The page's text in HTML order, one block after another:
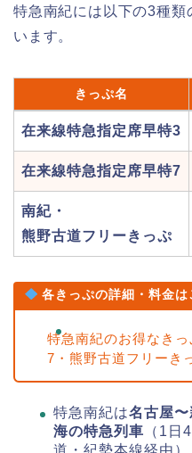
特急南紀には以下の3種類
います。
きっぷ名
在来線特急指定席早特3
在来線特急指定席早特7
南紀・
熊野古道フリーきっぷ
各きっぷの詳細・料金は
特急南紀のお得なき
7・熊野古道フリーき
特急南紀は名古屋
海の特急列車 （1日
道・紀勢本線経由）